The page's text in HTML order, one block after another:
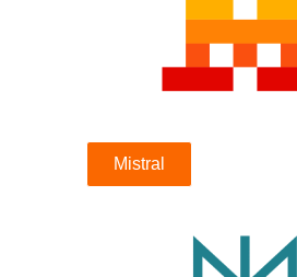
Mistral